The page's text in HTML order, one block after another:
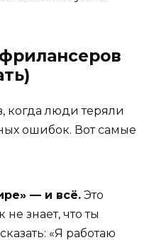
когда люди теряли
ошибок. Вот самые
— и всё. Это
знает, что ты
«Я работаю